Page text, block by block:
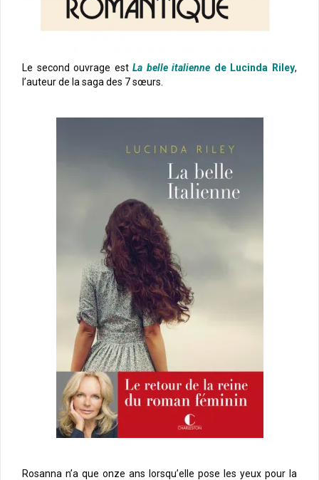
Le second ouvrage estLa belle italienne de Lucinda Riley,
l’auteur de la saga des 7 sœurs.
Rosanna n’a que onze ans lorsqu’elle pose les yeux pour la